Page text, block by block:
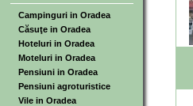
Campinguri in Oradea
Căsuţe in Oradea
Hoteluri in Oradea
Moteluri in Oradea
Pensiuni in Oradea
Pensiuni agroturistice
Vile in Oradea